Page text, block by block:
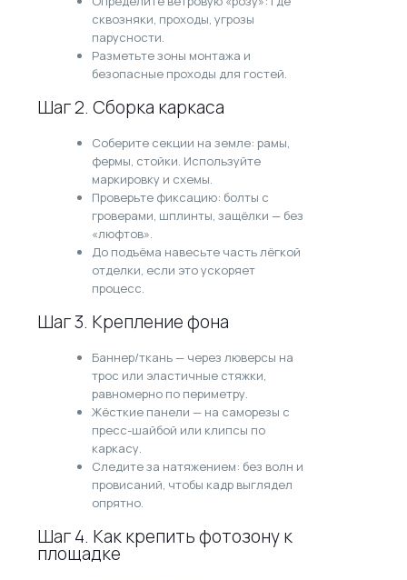
сквозняки, проходы, угрозы
парусности.
Разметьте зоны монтажа и
безопасные проходы для гостей.
Шаг 2. Сборка каркаса
Соберите секции на земле: рамы,
фермы, стойки. Используйте
маркировку и схемы.
Проверьте фиксацию: болты с
гроверами, шплинты, защёлки — без
«люфтов».
До подъёма навесьте часть лёгкой
отделки, если это ускоряет
процесс.
Шаг 3. Крепление фона
Баннер/ткань — через люверсы на
трос или эластичные стяжки,
равномерно по периметру.
Жёсткие панели — на саморезы с
пресс-шайбой или клипсы по
каркасу.
Следите за натяжением: без волн и
провисаний, чтобы кадр выглядел
опрятно.
Шаг 4. Как крепить фотозону к
площадке